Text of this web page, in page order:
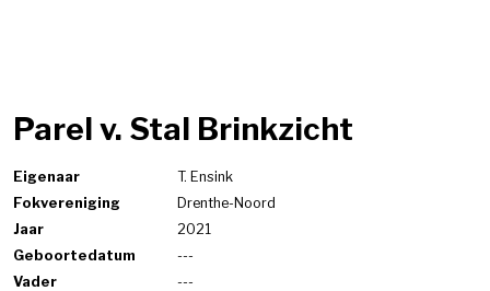
Parel v. Stal Brinkzicht
Eigenaar
T. Ensink
Fokvereniging
Drenthe-Noord
Jaar
2021
Geboortedatum
---
Vader
---